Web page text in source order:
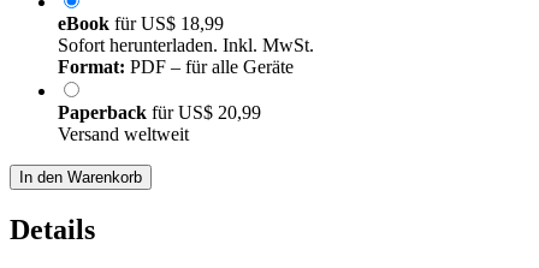
eBook fürUS$ 18,99
Sofort herunterladen. Inkl. MwSt.
Format: PDF – für alle Geräte
Paperback fürUS$ 20,99
Versand weltweit
In den Warenkorb
Details